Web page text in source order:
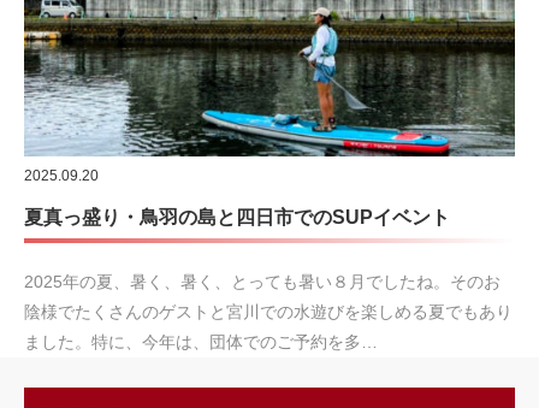
2025.09.20
夏真っ盛り・鳥羽の島と四日市でのSUPイベント
2025年の夏、暑く、暑く、とっても暑い８月でしたね。そのお
陰様でたくさんのゲストと宮川での水遊びを楽しめる夏でもあり
ました。特に、今年は、団体でのご予約を多…